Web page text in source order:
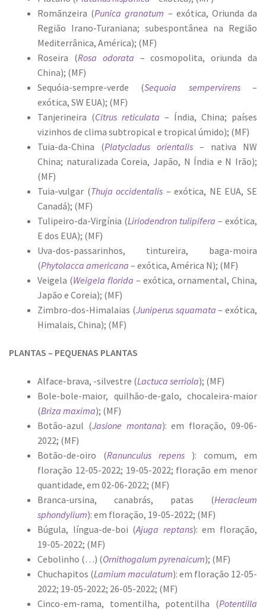
Romãnzeira (Punica granatum – exótica, Oriunda da
Região Irano-Turaniana; subespontânea na Região
Mediterrânica, América); (MF)
Roseira (Rosa odorata – cosmopolita, oriunda da
China); (MF)
Sequóia-sempre-verde (Sequoia sempervirens–
exótica, SW EUA); (MF)
Tanjerineira (Citrus reticulata – Índia, China; países
vizinhos de clima subtropical e tropical úmido); (MF)
Tuia-da-China (Platycladus orientalis – nativa NW
China; naturalizada Coreia, Japão, N Índia e N Irão);
(MF)
Tuia-vulgar (Thuja occidentalis – exótica, NE EUA, SE
Canadá); (MF)
Tulipeiro-da-Virgínia (Liriodendron tulipifera – exótica,
E dos EUA); (MF)
Uva-dos-passarinhos, tintureira, baga-moira
(Phytolacca americana – exótica, América N); (MF)
Veigela (Weigela florida – exótica, ornamental, China,
Japão e Coreia); (MF)
Zimbro-dos-Himalaias (Juniperus squamata – exótica,
Himalais, China); (MF)
PLANTAS – PEQUENAS PLANTAS
Alface-brava, -silvestre (Lactuca serriola); (MF)
Bole-bole-maior, quilhão-de-galo, chocaleira-maior
(Briza maxima); (MF)
Botão-azul (Jasione montana): em floração, 09-06-
2022; (MF)
Botão-de-oiro (Ranunculus repens
): comum, em
floração 12-05-2022; 19-05-2022; floração em menor
quantidade, em 02-06-2022; (MF)
Branca-ursina, canabrás, patas (Heracleum
sphondylium): em floração, 19-05-2022; (MF)
Búgula, língua-de-boi (Ajuga reptans): em floração,
19-05-2022; (MF)
Cebolinho (…) (Ornithogalum pyrenaicum); (MF)
Chuchapitos (Lamium maculatum): em floração 12-05-
2022; 19-05-2022; 26-05-2022; (MF)
Cinco-em-rama, tomentilha, potentilha (Potentilla